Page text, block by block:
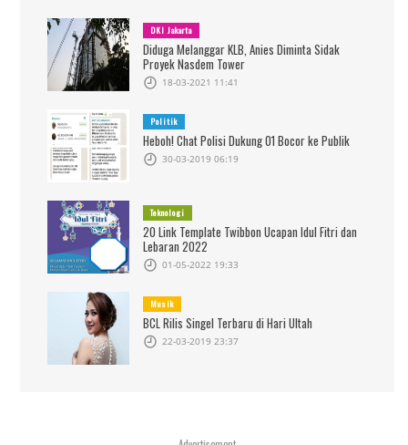
DKI Jakarta
Diduga Melanggar KLB, Anies Diminta Sidak
Proyek Nasdem Tower
18-03-2021 11:41
Politik
Heboh! Chat Polisi Dukung 01 Bocor ke Publik
30-03-2019 06:19
Teknologi
20 Link Template Twibbon Ucapan Idul Fitri dan
Lebaran 2022
01-05-2022 19:33
Musik
BCL Rilis Singel Terbaru di Hari Ultah
22-03-2019 23:37